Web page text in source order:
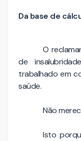
Da base de
O
de
trabalhado em
saúde.
Não
Isto